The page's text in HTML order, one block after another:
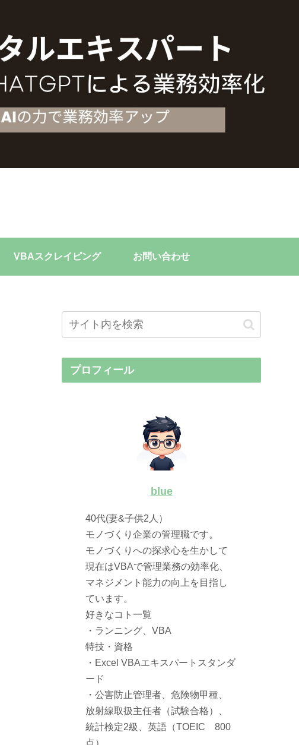
VBAスクレイピング お問い合わせ
プロフィール
blue
40代(妻&子供2人）
モノづくり企業の管理職です。
モノづくりへの探求心を生かして
現在はVBAで管理業務の効率化、
マネジメント能力の向上を目指し
ています。
好きなコト一覧
・ランニング、VBA
特技・資格
・Excel VBAエキスパートスタンダ
ード
・公害防止管理者、危険物甲種、
放射線取扱主任者（試験合格）、
統計検定2級、英語（TOEIC 800
点）